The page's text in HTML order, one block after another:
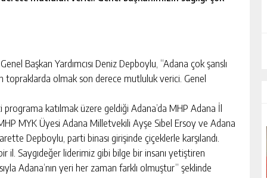
Başkan Yardımcısı Deniz Depboylu, “Adana çok şanslı
topraklarda olmak son derece mutluluk verici. Genel
programa katılmak üzere geldiği Adana’da MHP Adana İl
MYK Üyesi Adana Milletvekili Ayşe Sibel Ersoy ve Adana
Depboylu, parti binası girişinde çiçeklerle karşılandı.
il. Saygıdeğer liderimiz gibi bilge bir insanı yetiştiren
Adana’nın yeri her zaman farklı olmuştur” şeklinde